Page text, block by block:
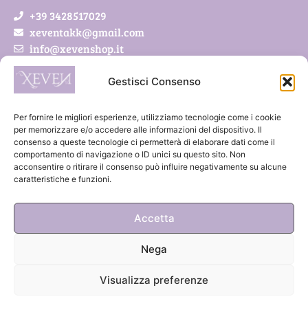
Gestisci Consenso
Per fornire le migliori esperienze, utilizziamo tecnologie come i cookie
per memorizzare e/o accedere alle informazioni del dispositivo. Il
consenso a queste tecnologie ci permetterà di elaborare dati come il
comportamento di navigazione o ID unici su questo sito. Non
acconsentire o ritirare il consenso può influire negativamente su alcune
caratteristiche e funzioni.
Accetta
Nega
Visualizza preferenze
+39 3428517029
xeventakk@gmail.com
info@xevenshop.it
Xeven di Pietrobon Simona
Via Roveda 5/a
41011 Campogalliano (MO)
P.IVA 03888300369